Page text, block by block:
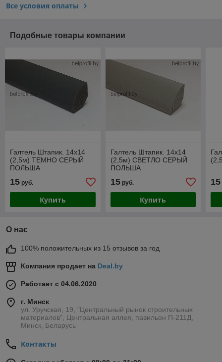
Все условия оплаты
Подобные товары компании
Галтель Штапик. 14х14
(2,5м) ТЕМНО СЕРЫЙ
ПОЛЬША
15 руб.
Купить
Галтель Штапик. 14х14
(2,5м) СВЕТЛО СЕРЫЙ
ПОЛЬША
15руб.
Купить
15
О нас
100% положительных из 15 отзывов за год
Компания продает на Deal.by
Работает с 04.06.2020
г. Минск
ул. Уручская, 19, "Центральный рынок строительных
материалов", Центральная аллея, павильон П-211Д,
Минск, Беларусь
Контакты